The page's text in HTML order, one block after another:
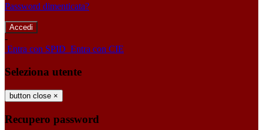
Password dimenticata?
-
Entra con SPID Entra con CIE
Seleziona utente
button close ×
Recupero password